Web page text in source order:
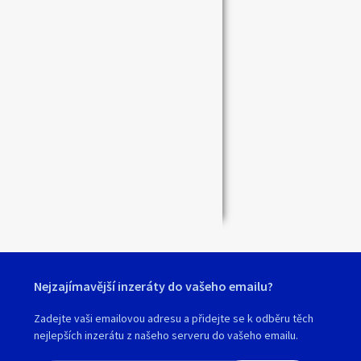
Nejzajímavější inzeráty do vašeho emailu?
Zadejte vaši emailovou adresu a přidejte se k odběru těch
nejlepších inzerátu z našeho serveru do vašeho emailu.